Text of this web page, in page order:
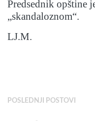
Predsednik opštine
„skandaloznom“.
LJ.M.
POSLEDNJI POSTOVI